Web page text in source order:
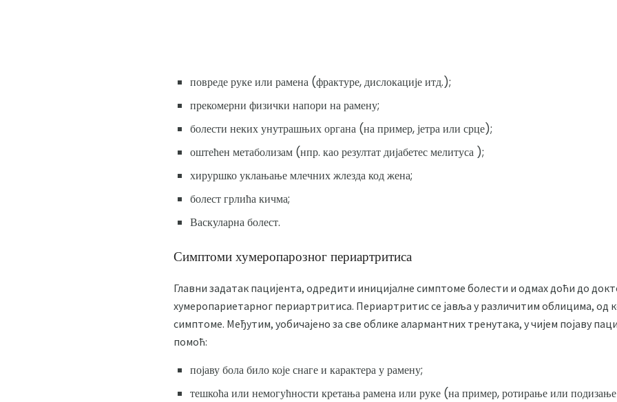
повреде руке или рамена (фрактуре, дислокације итд.);
прекомерни физички напори на рамену;
болести неких унутрашњих органа (на пример, јетра или срце);
оштећен метаболизам (нпр. као резултат дијабетес мелитуса );
хируршко уклањање млечних жлезда код жена;
болест грлића кичма;
Васкуларна болест.
Симптоми хумеропарозног периартритиса
Главни задатак пацијента, одредити иницијалне симптоме болести и одмах доћи до
хумеропариетарног периартритиса. Периартритис се јавља у различитим облицима, од
симптоме. Међутим, уобичајено за све облике алармантних тренутака, у чијем појаву
помоћ:
појаву бола било које снаге и карактера у рамену;
тешкоћа или немогућности кретања рамена или руке (на пример, ротирање или